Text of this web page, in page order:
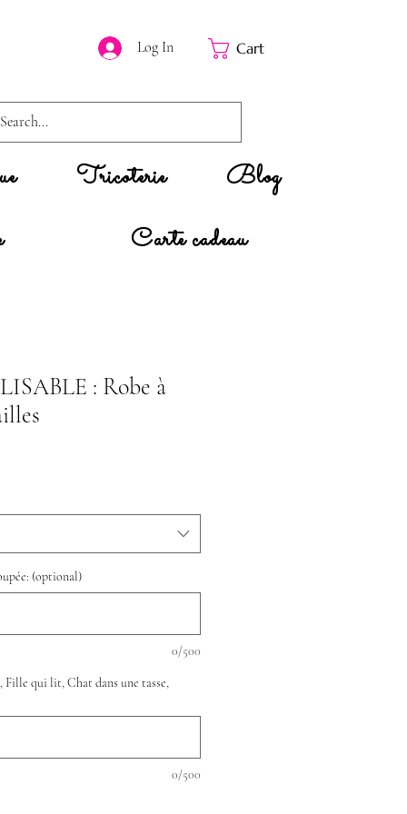
Log In Cart
Tricoterie
Blog
Carte cadeau
: Robe à
(optional)
0/500
qui lit, Chat dans une tasse,
0/500